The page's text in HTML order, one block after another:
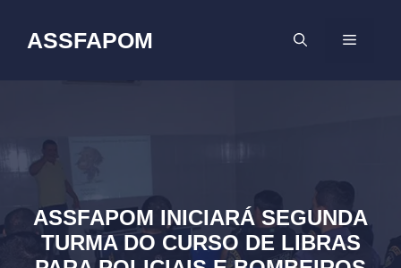
ASSFAPOM MENU
ASSFAPOM INICIARÁ SEGUNDA
TURMA DO CURSO DE LIBRAS